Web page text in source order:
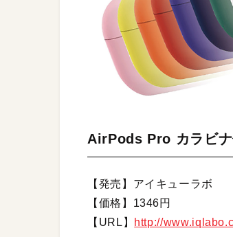
AirPods Pro カラビ
【発売】アイキューラボ
【価格】1346円
【URL】
http://